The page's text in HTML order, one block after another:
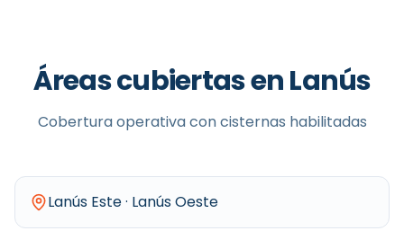
Áreas cubiertas enLanús
Cobertura operativa con cisternas habilitadas
Lanús Este · Lanús Oeste